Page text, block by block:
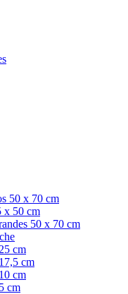
50 x 70 cm
x 50 cm
50 x 70 cm
cm
cm
cm
cm